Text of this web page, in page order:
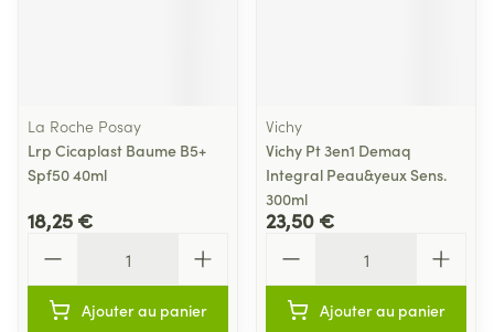
La Roche Posay
Lrp Cicaplast Baume B5+
Spf50 40ml
18,25 €
Ajouter au panier
Vichy
Vichy Pt 3en1 Demaq
Integral Peau&yeux Sens.
300ml
23,50 €
Ajouter au panier